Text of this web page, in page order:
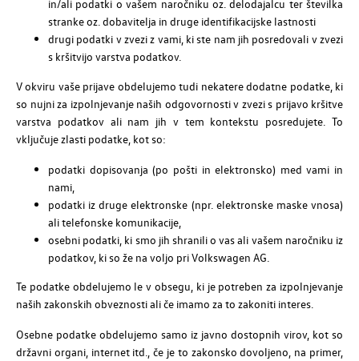
in/ali podatki o vašem naročniku oz. delodajalcu ter številka
stranke oz. dobavitelja in druge identifikacijske lastnosti
drugi podatki v zvezi z vami, ki ste nam jih posredovali v zvezi
s kršitvijo varstva podatkov.
V okviru vaše prijave obdelujemo tudi nekatere dodatne podatke, ki
so nujni za izpolnjevanje naših odgovornosti v zvezi s prijavo kršitve
varstva podatkov ali nam jih v tem kontekstu posredujete. To
vključuje zlasti podatke, kot so:
podatki dopisovanja (po pošti in elektronsko) med vami in
nami,
podatki iz druge elektronske (npr. elektronske maske vnosa)
ali telefonske komunikacije,
osebni podatki, ki smo jih shranili o vas ali vašem naročniku iz
podatkov, ki so že na voljo pri Volkswagen AG.
Te podatke obdelujemo le v obsegu, ki je potreben za izpolnjevanje
naših zakonskih obveznosti ali če imamo za to zakoniti interes.
Osebne podatke obdelujemo samo iz javno dostopnih virov, kot so
državni organi, internet itd., če je to zakonsko dovoljeno, na primer,